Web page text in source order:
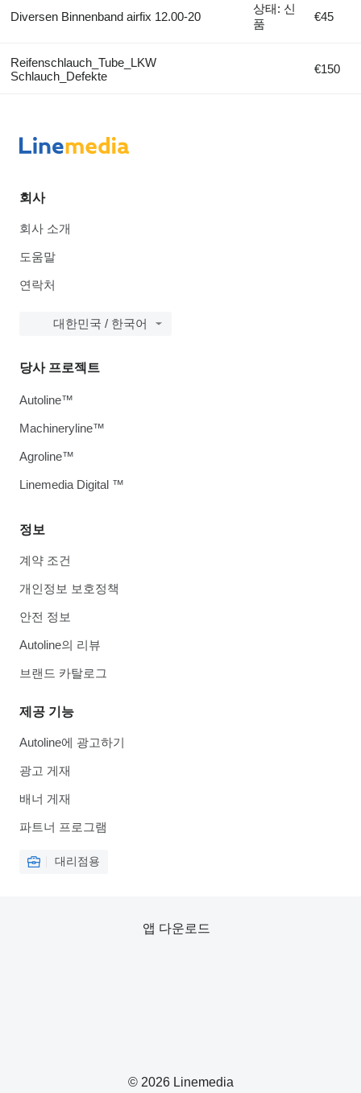
Diversen Binnenband airfix 12.00-20
상태: 신
품
€45
Reifenschlauch_Tube_LKW
Schlauch_Defekte
€150
회사
회사 소개
도움말
연락처
대한민국 / 한국어
정보
계약 조건
개인정보 보호정책
안전 정보
Autoline의 리뷰
브랜드 카탈로그
제공 기능
Autoline에 광고하기
광고 게재
배너 게재
파트너 프로그램
대리점용
당사 프로젝트
Autoline™
Machineryline™
Agroline™
Linemedia Digital ™
© 2026 Linemedia
앱 다운로드